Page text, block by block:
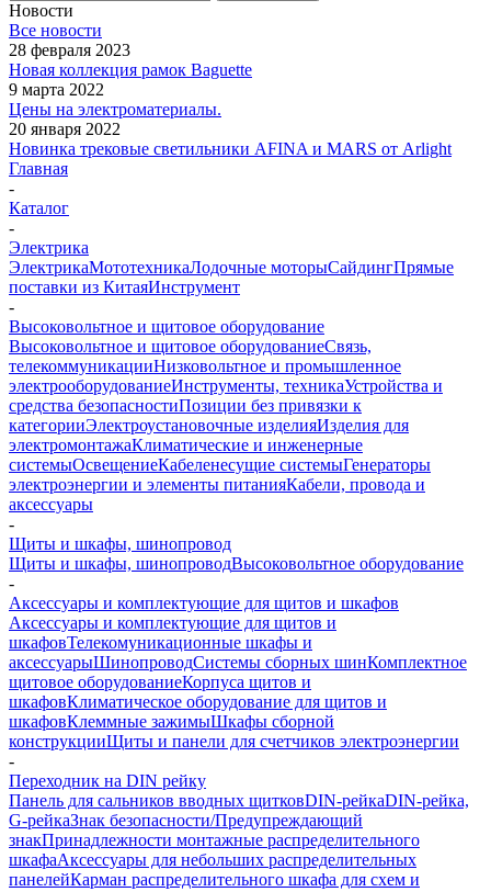
Новости
Все новости
28 февраля 2023
Новая коллекция рамок Baguette
9 марта 2022
Цены на электроматериалы.
20 января 2022
Новинка трековые светильники AFINA и MARS от Arlight
Главная
-
Каталог
-
Электрика
ЭлектрикаМототехникаЛодочные моторыСайдингПрямые
поставки из КитаяИнструмент
-
Высоковольтное и щитовое оборудование
Высоковольтное и щитовое оборудованиеСвязь,
телекоммуникацииНизковольтное и промышленное
электрооборудованиеИнструменты, техникаУстройства и
средства безопасностиПозиции без привязки к
категорииЭлектроустановочные изделияИзделия для
электромонтажаКлиматические и инженерные
системыОсвещениеКабеленесущие системыГенераторы
электроэнергии и элементы питанияКабели, провода и
аксессуары
-
Щиты и шкафы, шинопровод
Щиты и шкафы, шинопроводВысоковольтное оборудование
-
Аксессуары и комплектующие для щитов и шкафов
Аксессуары и комплектующие для щитов и
шкафовТелекомуникационные шкафы и
аксессуарыШинопроводСистемы сборных шинКомплектное
щитовое оборудованиеКорпуса щитов и
шкафовКлиматическое оборудование для щитов и
шкафовКлеммные зажимыШкафы сборной
конструкцииЩиты и панели для счетчиков электроэнергии
-
Переходник на DIN рейку
Панель для сальников вводных щитковDIN-рейкаDIN-рейка,
G-рейкаЗнак безопасности/Предупреждающий
знакПринадлежности монтажные распределительного
шкафаАксессуары для небольших распределительных
панелейКарман распределительного шкафа для схем и